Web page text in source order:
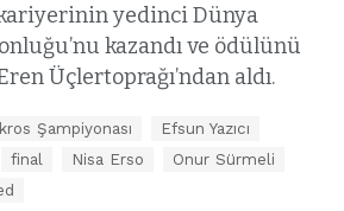
yedinci Dünya
kazandı ve ödülünü
Üçlertoprağı’ndan aldı.
Şampiyonası
Efsun Yazıcı
final Nisa Erso
Onur Sürmeli